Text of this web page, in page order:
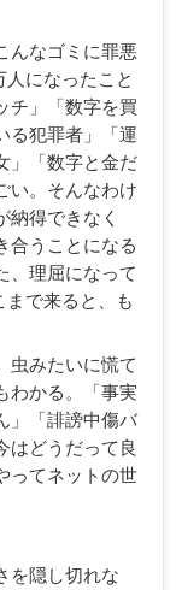
んなゴミに罪悪
になったこと
チ」「数字を買
る犯罪者」「運
」「数字と金だ
い。そんなわけ
納得できなく
合うことになる
、理屈になって
で来ると、も
虫みたいに慌て
わかる。「事実
」「誹謗中傷バ
はどうだって良
ってネットの世
を隠し切れな